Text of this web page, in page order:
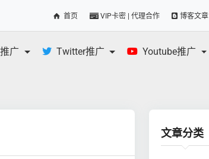
首页 VIP卡密 | 代理合作 博客文章
广 Twitter推广 Youtube推广
文章分类